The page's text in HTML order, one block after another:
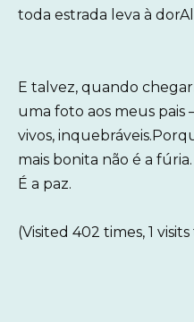
toda estrada leva à
E talvez, quando
uma foto aos meus
vivos,
mais bonita não é a fúria.
É a paz.
(Visited 402 times, 1